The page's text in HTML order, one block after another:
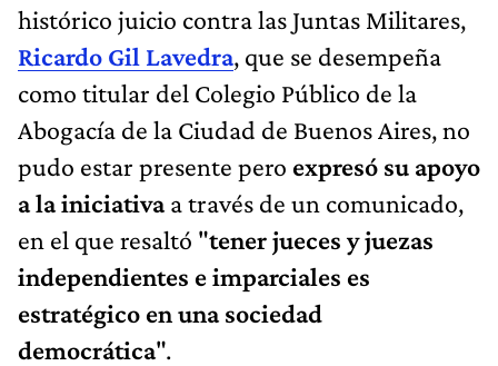
histórico juicio contra las Juntas Militares,
Ricardo Gil Lavedra, que se desempeña
como titular del Colegio Público de la
Abogacía de la Ciudad de Buenos Aires, no
pudo estar presente pero expresó su apoyo
a la iniciativaa través de un comunicado,
en el que resaltó "tener jueces y juezas
independientes e imparciales es
estratégico en una sociedad
democrática".